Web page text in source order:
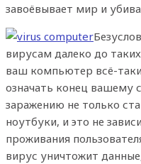
завоёвывает мир и
вирусам далеко до
ваш компьютер всё-
означать конец вашему
заражению не только
ноутбуки, и это не
проживания
вирус уничтожит